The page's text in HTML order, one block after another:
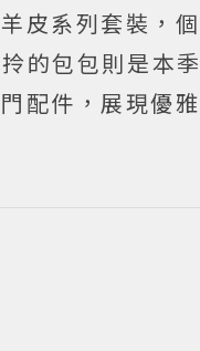
皮系列套裝，
的包包則是本
配件，展現優